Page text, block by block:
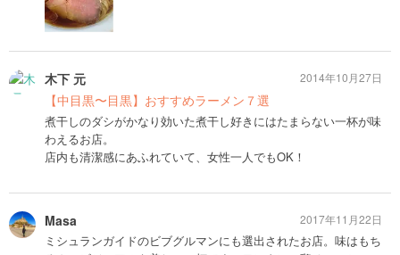
木下 元
【中目黒〜目黒】おすすめラーメン７選
煮干しのダシがかなり効いた煮干し好きにはたまらない一杯が味
わえるお店。
店内も清潔感にあふれていて、女性一人でもOK！
2014年10月27日
Masa
ミシュランガイドのビブグルマンにも選出されたお店。味はもち
2017年11月22日